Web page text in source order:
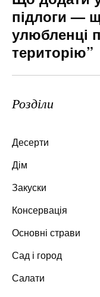
підлоги —
улюбленці
територію”
Розділи
Десерти
Дім
Закуски
Консервація
Основні страви
Сад і город
Салати